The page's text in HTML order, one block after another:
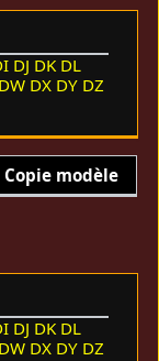
DJ DK DL
DW DX DY DZ
Copie modèle
DJ DK DL
DW DX DY DZ